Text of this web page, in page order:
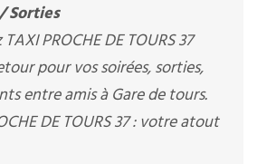
Sorties
PROCHE DE TOURS 37
pour vos soirées, sorties,
entre amis à Gare de tours.
DE TOURS 37 : votre atout